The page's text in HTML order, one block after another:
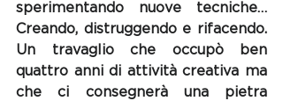
sperimentando nuove tecniche…
Creando, distruggendo e rifacendo.
Un travaglio che occupò ben
quattro anni di attività creativa ma
che ci consegnerà una pietra